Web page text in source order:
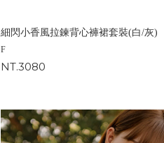
細閃小香風拉鍊背心褲裙套裝(白/灰)
F
NT.3080